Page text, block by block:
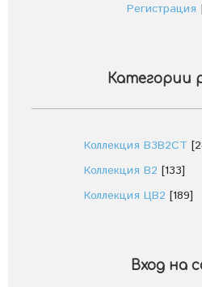
Регистрация |
Категории
Коллекция В3В2СТ
Коллекция В2 [133]
Коллекция ЦВ2 [189]
Вход на